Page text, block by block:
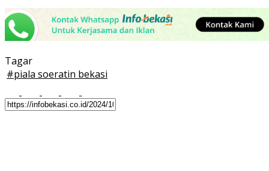
Tagar
#piala soeratin bekasi